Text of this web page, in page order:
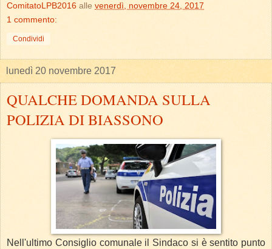
ComitatoLPB2016 alle venerdì, novembre 24, 2017
1 commento:
Condividi
lunedì 20 novembre 2017
QUALCHE DOMANDA SULLA
POLIZIA DI BIASSONO
Nell'ultimo Consiglio comunale il Sindaco si è sentito punto